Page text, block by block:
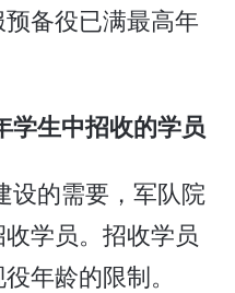
备役已满最高年
学生中招收的学员
设的需要，军队院
学员。招收学员
年龄的限制。